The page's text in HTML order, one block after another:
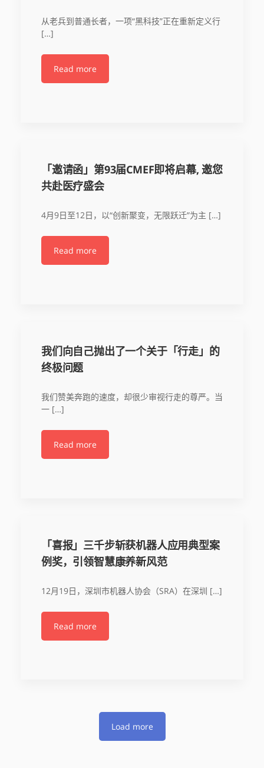
从老兵到普通长者，一项“黑科技”正在重新定义行
[…]
Read more
「邀请函」第93届CMEF即将启幕, 邀您
共赴医疗盛会
4月9日至12日，以“创新聚变，无限跃迁”为主 […]
Read more
我们向自己抛出了一个关于「行走」的
终极问题
我们赞美奔跑的速度，却很少审视行走的尊严。当
一 […]
Read more
「喜报」三千步斩获机器人应用典型案
例奖，引领智慧康养新风范
12月19日，深圳市机器人协会（SRA）在深圳 […]
Read more
Load more